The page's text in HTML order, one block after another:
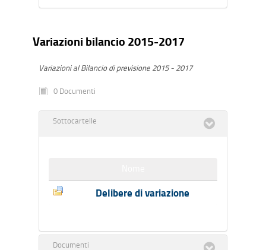
Variazioni bilancio 2015-2017
Variazioni al Bilancio di previsione 2015 - 2017
0 Documenti
Sottocartelle
Delibere di variazione
Documenti